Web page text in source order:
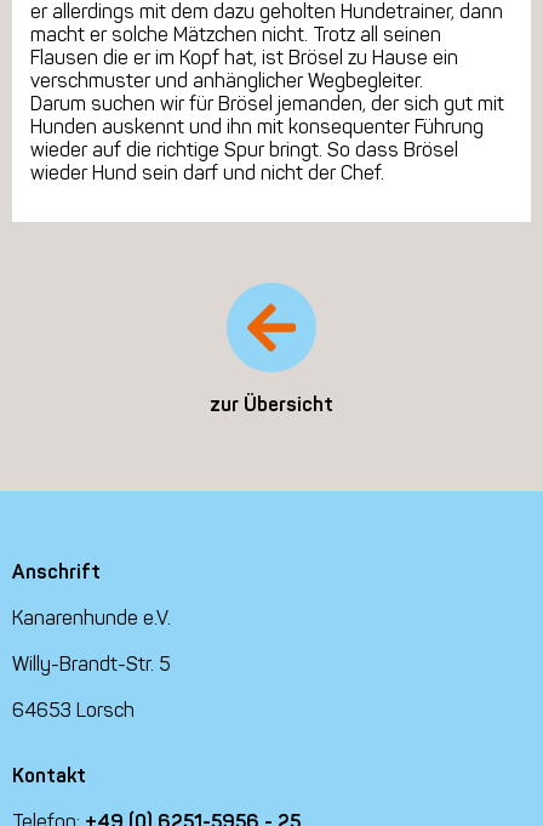
er allerdings mit dem dazu geholten Hundetrainer, dann
macht er solche Mätzchen nicht. Trotz all seinen
Flausen die er im Kopf hat, ist Brösel zu Hause ein
verschmuster und anhänglicher Wegbegleiter.
Darum suchen wir für Brösel jemanden, der sich gut mit
Hunden auskennt und ihn mit konsequenter Führung
wieder auf die richtige Spur bringt. So dass Brösel
wieder Hund sein darf und nicht der Chef.
zur Übersicht
Anschrift
Kanarenhunde e.V.
Willy-Brandt-Str. 5
64653 Lorsch
Kontakt